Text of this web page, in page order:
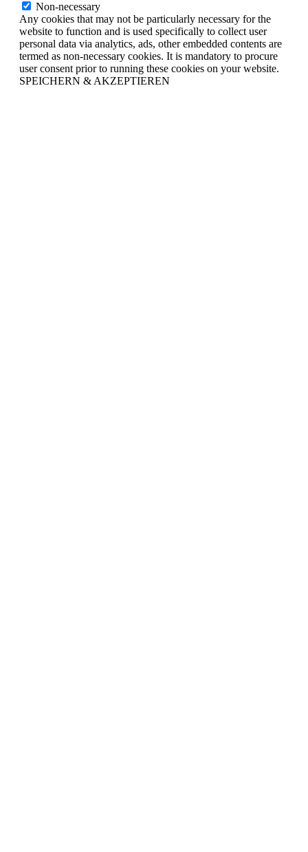
Non-necessary
Any cookies that may not be particularly necessary for the
website to function and is used specifically to collect user
personal data via analytics, ads, other embedded contents are
termed as non-necessary cookies. It is mandatory to procure
user consent prior to running these cookies on your website.
SPEICHERN & AKZEPTIEREN